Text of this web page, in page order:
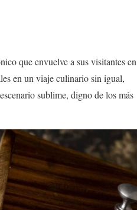
que envuelve a sus visitantes en
en un viaje culinario sin igual,
sublime, digno de los más